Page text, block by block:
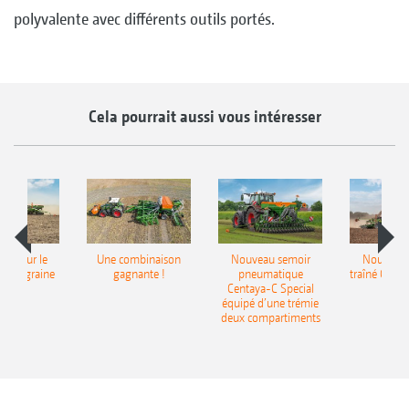
polyvalente avec différents outils portés.
Cela pourrait aussi vous intéresser
pour le
Une combinaison
gagnante !
Nouveau semoir
pneumatique
Centaya-C Special
équipé d’une trémie
deux compartiments
traîné